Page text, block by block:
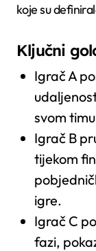
koje su
Ključni
Igrač A
svom
Igrač B
tijekom
igre.
Igrač C
fazi,